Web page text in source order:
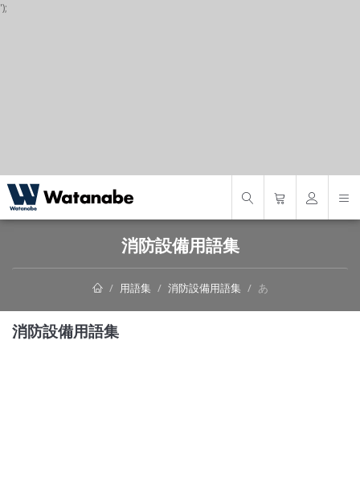
');
消防設備用語集
用語集 消防設備用語集 あ
消防設備用語集